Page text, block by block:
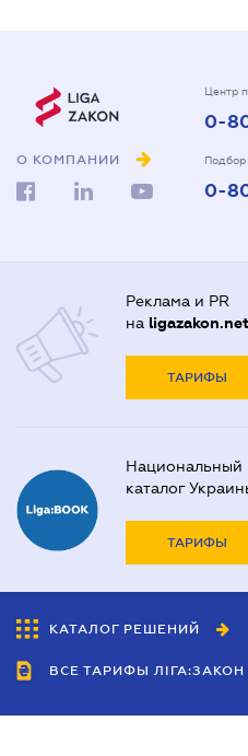
О КОМПАНИИ
Центр
0-
Подбор
0-
Реклама и PR
на ligazakon.net
ТАРИФЫ
Национальный
каталог
ТАРИФЫ
КАТАЛОГ РЕШЕНИЙ
ВСЕ ТАРИФЫ ЛІГА:ЗАКОН